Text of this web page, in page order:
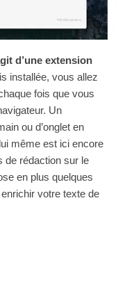
d’une extension
installée, vous allez
fois que vous
Un
ou d’onglet en
même est ici encore
de rédaction sur le
en plus quelques
votre texte de